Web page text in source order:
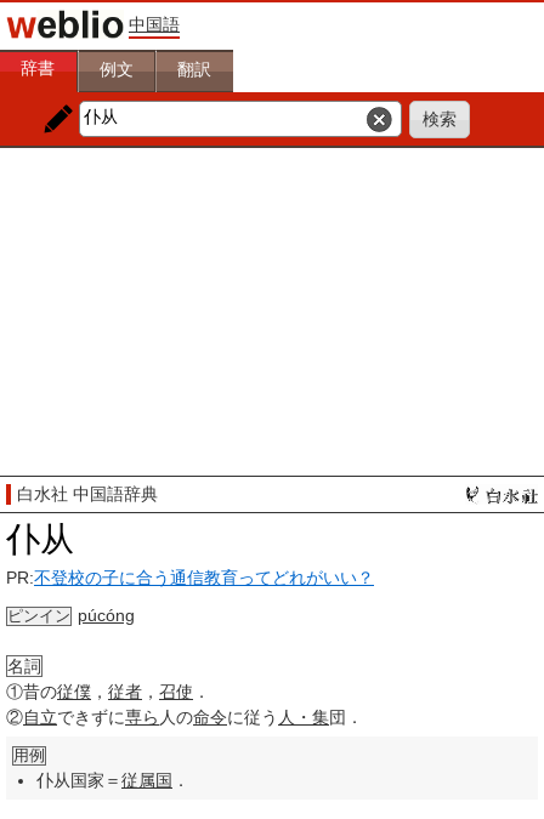
中国語
辞書 例文 翻訳
白水社 中国語辞典
仆从
PR:不登校の子に合う通信教育ってどれがいい？
ピンイン púcóng
名詞
①昔の従僕 ， 従者 ， 召使 ．
②自立できずに専ら 人の命令に従う 人・集団．
用例
仆从国家＝従属国 ．